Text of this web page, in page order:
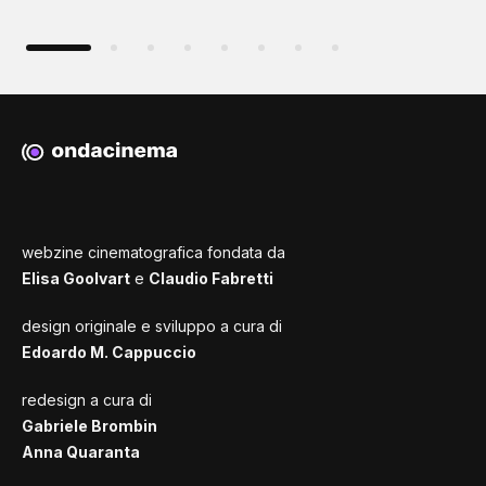
webzine cinematografica fondata da
Elisa Goolvart e Claudio Fabretti
design originale e sviluppo a cura di
Edoardo M. Cappuccio
redesign a cura di
Gabriele Brombin
Anna Quaranta